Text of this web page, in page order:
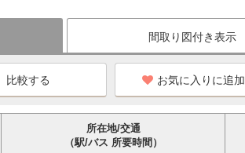
間取り図付き表示
お気に入りに追加
所在地/交通
（駅/バス 所要時間）